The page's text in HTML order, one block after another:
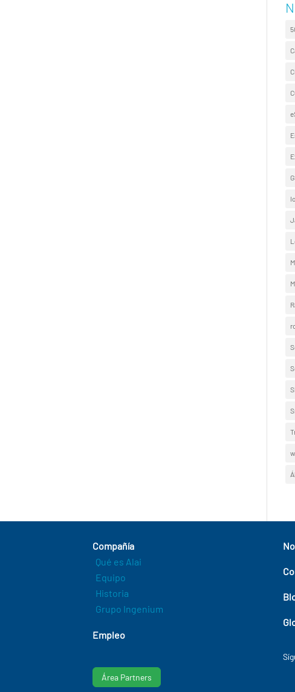
Compañía
Qué es Alai
Equipo
Historia
Grupo Ingenium
Empleo
Área Partners